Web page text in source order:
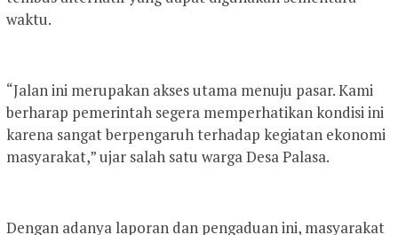
waktu.
“Jalan ini merupakan akses utama menuju pasar. Kami
berharap pemerintah segera memperhatikan kondisi ini
karena sangat berpengaruh terhadap kegiatan ekonomi
masyarakat,” ujar salah satu warga Desa Palasa.
Dengan adanya laporan dan pengaduan ini, masyarakat